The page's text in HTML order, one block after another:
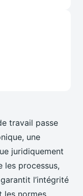
travail passe
une
juridiquement
les processus,
l’intégrité